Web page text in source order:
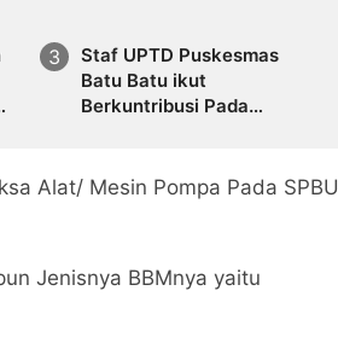
Staf UPTD Puskesmas
Batu Batu ikut
Berkuntribusi Pada
Alat/ Mesin Pompa Pada SPBU
Jenisnya BBMnya yaitu